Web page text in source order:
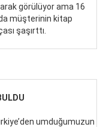
görülüyor ama 16
müşterinin kitap
şaşırttı.
umduğumuzun